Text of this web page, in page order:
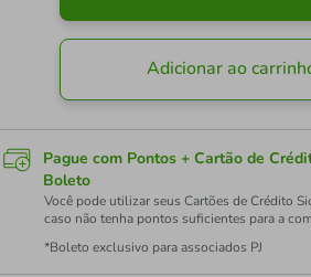
Adicionar ao
Pague com Pontos + Cartão de
Boleto
Você pode utilizar seus Cartões de Crédito
caso não tenha pontos suficientes para a
*Boleto exclusivo para associados PJ